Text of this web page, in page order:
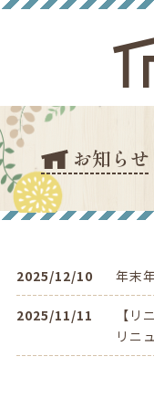
お知らせ
2025/12/10 年末
2025/11/11
【
リニ